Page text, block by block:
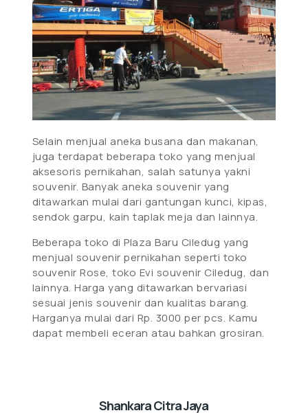
Selain menjual aneka busana dan makanan,
juga terdapat beberapa toko yang menjual
aksesoris pernikahan, salah satunya yakni
souvenir. Banyak aneka souvenir yang
ditawarkan mulai dari gantungan kunci, kipas,
sendok garpu, kain taplak meja dan lainnya.
Beberapa toko di Plaza Baru Ciledug yang
menjual souvenir pernikahan seperti toko
souvenir Rose, toko Evi souvenir Ciledug, dan
lainnya. Harga yang ditawarkan bervariasi
sesuai jenis souvenir dan kualitas barang.
Harganya mulai dari Rp. 3000 per pcs. Kamu
dapat membeli eceran atau bahkan grosiran.
Shankara Citra Jaya